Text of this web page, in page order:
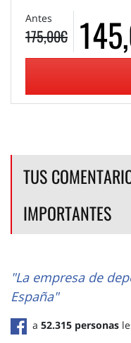
Antes
175,00€
TUS
IMPORTANTES
"La empresa de
España"
a 52.315 personas